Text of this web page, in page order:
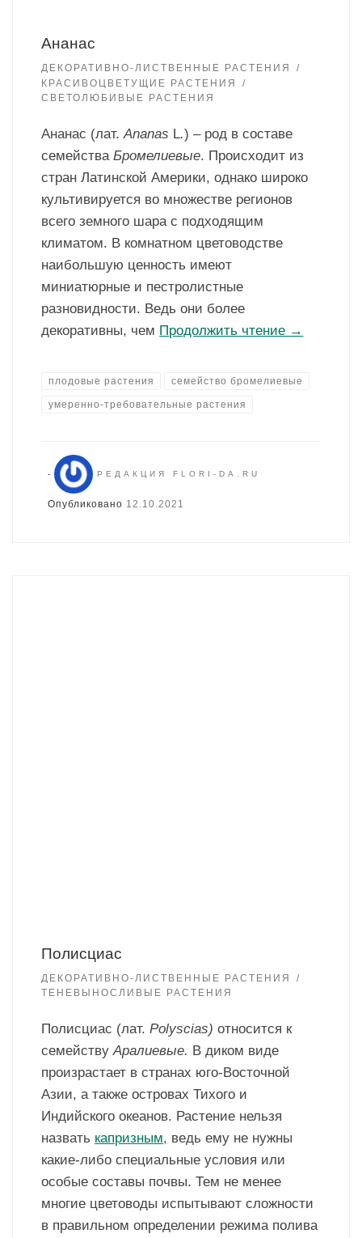
Ананас
ДЕКОРАТИВНО-ЛИСТВЕННЫЕ РАСТЕНИЯ
КРАСИВОЦВЕТУЩИЕ РАСТЕНИЯ
СВЕТОЛЮБИВЫЕ РАСТЕНИЯ
Ананас (лат.Ananas L.) – род в составе
семействаБромелиевые. Происходит из
стран Латинской Америки, однако широко
культивируется во множестве регионов
всего земного шара с подходящим
климатом. В комнатном цветоводстве
наибольшую ценность имеют
миниатюрные и пестролистные
разновидности. Ведь они более
декоративны, чем Продолжить чтение →
плодовые растения семейство бромелиевые
умеренно-требовательные растения
- РЕДАКЦИЯ FLORI-DA.RU
Опубликовано 12.10.2021
Полисциас
ДЕКОРАТИВНО-ЛИСТВЕННЫЕ РАСТЕНИЯ
ТЕНЕВЫНОСЛИВЫЕ РАСТЕНИЯ
Полисциас (лат.Polyscias) относится к
семействуАралиевые. В диком виде
произрастает в странах юго-Восточной
Азии, а также островах Тихого и
Индийского океанов. Растение нельзя
назвать капризным, ведь ему не нужны
какие-либо специальные условия или
особые составы почвы. Тем не менее
многие цветоводы испытывают сложности
в правильном определении режима полива